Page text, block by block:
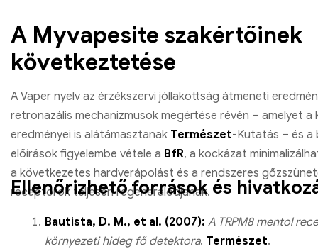
A Myvapesite szakértőinek
következtetése
A Vaper nyelv az érzékszervi jóllakottság átmeneti
retronazális mechanizmusok megértése révén – amelyet a
eredményei is alátámasztanak Természet-Kutatás – és a
előírások figyelembe vétele a BfR, a kockázat
a következetes hardverápolást és a rendszeres
receptorok teljesen regenerálódjanak.
Ellenőrizhető források és
Bautista, D. M., et al. (2007): A TRPM8 mentol
környezeti hideg fő detektora. Természet.